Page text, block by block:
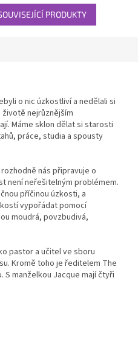
PRODUKTY
o nic úzkostliví a nedělali si
nejrůznějším
Máme sklon dělat si starosti
práce, studia a spousty
nás připravuje o
není neřešitelným problémem.
příčinou úzkosti, a
vypořádat pomocí
moudrá, povzbudivá,
pastor a učitel ve sboru
Kromě toho je ředitelem The
S manželkou Jacque mají čtyři